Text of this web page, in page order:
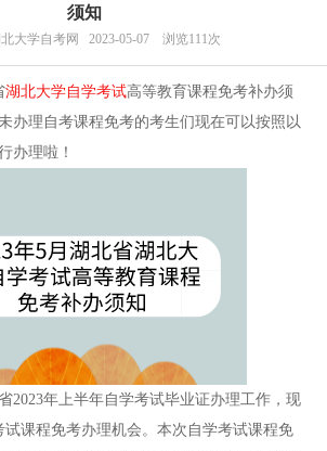
须知
大学自考网 2023-05-07 浏览111次
湖北大学自学考试高等教育课程免考补办须
办理自考课程免考的考生们现在可以按照以
办理啦！
年上半年自学考试毕业证办理工作，现
试课程免考办理机会。本次自学考试课程免